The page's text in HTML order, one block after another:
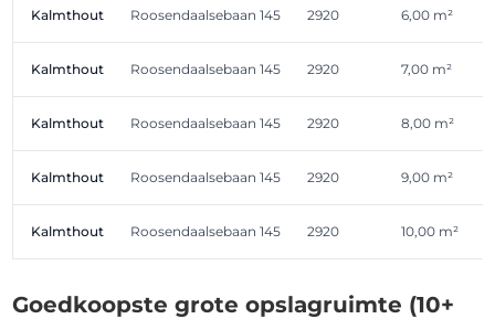
Kalmthout Roosendaalsebaan 145 2920 6,00 m²
Kalmthout Roosendaalsebaan 145 2920 7,00 m²
Kalmthout Roosendaalsebaan 145 2920 8,00 m²
Kalmthout Roosendaalsebaan 145 2920 9,00 m²
Kalmthout Roosendaalsebaan 145 2920 10,00 m²
Goedkoopste grote opslagruimte (10+